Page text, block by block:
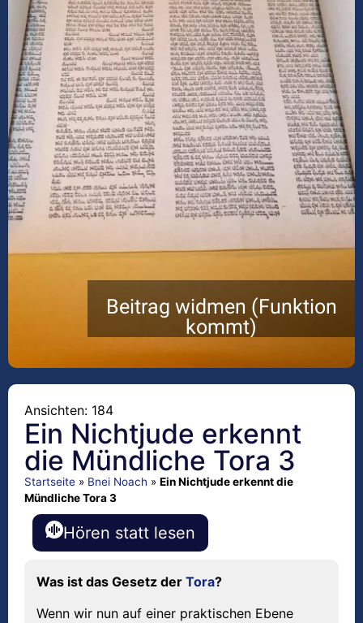
Beitrag widmen (Funktion
kommt)
Ansichten: 184
Ein Nichtjude erkennt
die Mündliche Tora 3
Startseite » Bnei Noach » Ein Nichtjude erkennt die
Mündliche Tora 3
Hören statt lesen
Was ist das Gesetz der Tora?
Wenn wir nun auf einer praktischen Ebene